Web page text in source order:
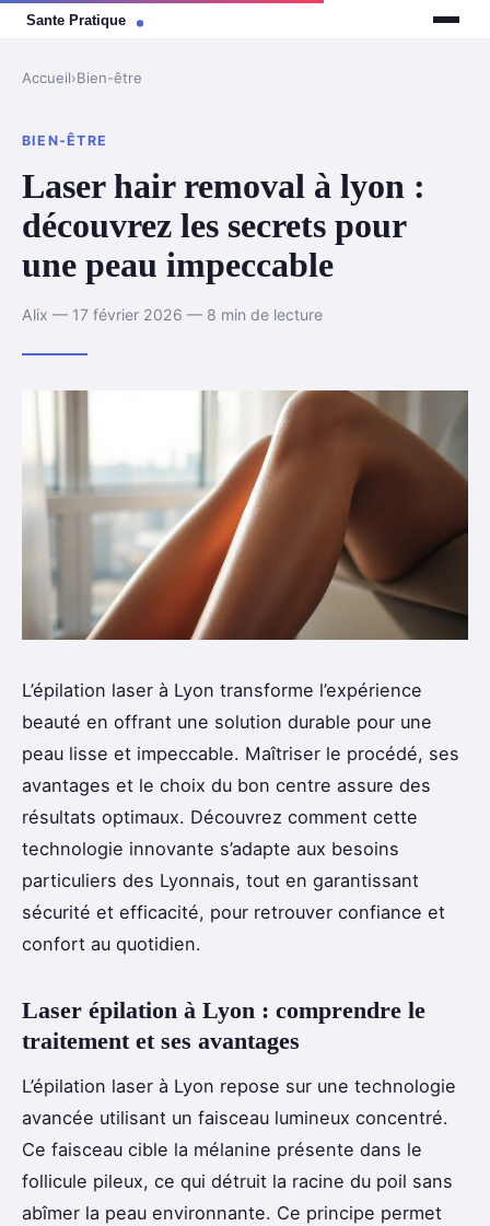
Accueil›Bien-être
BIEN-ÊTRE
Laser hair removal à lyon :
découvrez les secrets pour
une peau impeccable
Alix — 17 février 2026 — 8 min de lecture
L’épilation laser à Lyon transforme l’expérience
beauté en offrant une solution durable pour une
peau lisse et impeccable. Maîtriser le procédé, ses
avantages et le choix du bon centre assure des
résultats optimaux. Découvrez comment cette
technologie innovante s’adapte aux besoins
particuliers des Lyonnais, tout en garantissant
sécurité et efficacité, pour retrouver confiance et
confort au quotidien.
Laser épilation à Lyon : comprendre le
traitement et ses avantages
L’épilation laser à Lyon repose sur une technologie
avancée utilisant un faisceau lumineux concentré.
Ce faisceau cible la mélanine présente dans le
follicule pileux, ce qui détruit la racine du poil sans
abîmer la peau environnante. Ce principe permet